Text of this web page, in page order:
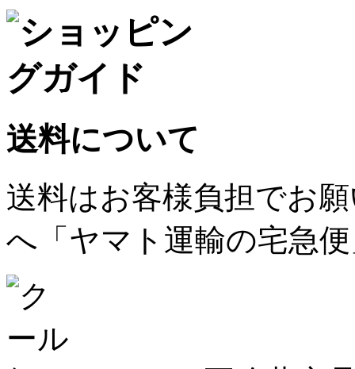
送料について
送料はお客様負担でお
へ「ヤマト運輸の宅急